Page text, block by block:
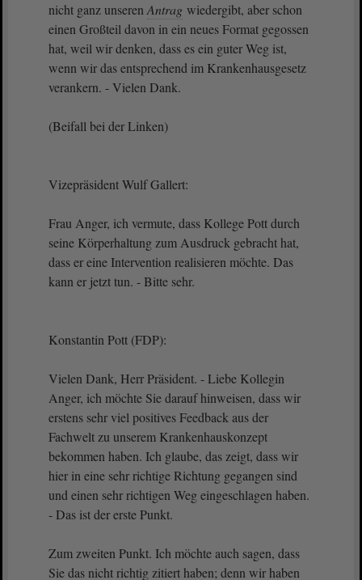
nicht ganz unseren Antrag wiedergibt, aber schon
einen Großteil davon in ein neues Format gegossen
hat, weil wir denken, dass es ein guter Weg ist,
wenn wir das entsprechend im Krankenhausgesetz
verankern. - Vielen Dank.
(Beifall bei der Linken)
Vizepräsident Wulf Gallert:
Frau Anger, ich vermute, dass Kollege Pott durch
seine Körperhaltung zum Ausdruck gebracht hat,
dass er eine Intervention realisieren möchte. Das
kann er jetzt tun. - Bitte sehr.
Konstantin Pott (FDP):
Vielen Dank, Herr Präsident. - Liebe Kollegin
Anger, ich möchte Sie darauf hinweisen, dass wir
erstens sehr viel positives Feedback aus der
Fachwelt zu unserem Krankenhauskonzept
bekommen haben. Ich glaube, das zeigt, dass wir
hier in eine sehr richtige Richtung gegangen sind
und einen sehr richtigen Weg eingeschlagen haben.
- Das ist der erste Punkt.
Zum zweiten Punkt. Ich möchte auch sagen, dass
Sie das nicht richtig zitiert haben; denn wir haben